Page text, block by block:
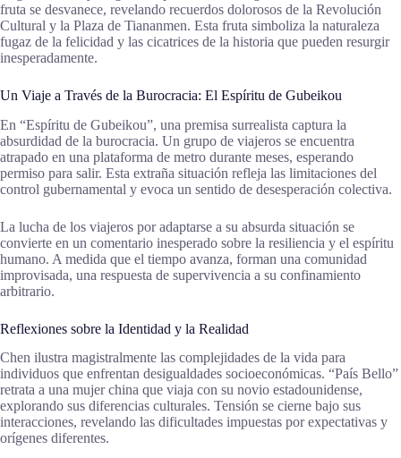
fruta se desvanece, revelando recuerdos dolorosos de la Revolución
Cultural y la Plaza de Tiananmen. Esta fruta simboliza la naturaleza
fugaz de la felicidad y las cicatrices de la historia que pueden resurgir
inesperadamente.
Un Viaje a Través de la Burocracia: El Espíritu de Gubeikou
En “Espíritu de Gubeikou”, una premisa surrealista captura la
absurdidad de la burocracia. Un grupo de viajeros se encuentra
atrapado en una plataforma de metro durante meses, esperando
permiso para salir. Esta extraña situación refleja las limitaciones del
control gubernamental y evoca un sentido de desesperación colectiva.
La lucha de los viajeros por adaptarse a su absurda situación se
convierte en un comentario inesperado sobre la resiliencia y el espíritu
humano. A medida que el tiempo avanza, forman una comunidad
improvisada, una respuesta de supervivencia a su confinamiento
arbitrario.
Reflexiones sobre la Identidad y la Realidad
Chen ilustra magistralmente las complejidades de la vida para
individuos que enfrentan desigualdades socioeconómicas. “País Bello”
retrata a una mujer china que viaja con su novio estadounidense,
explorando sus diferencias culturales. Tensión se cierne bajo sus
interacciones, revelando las dificultades impuestas por expectativas y
orígenes diferentes.